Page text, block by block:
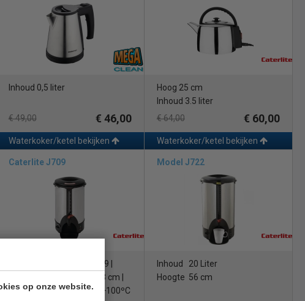
op onze website.
maar ook ontworpen om lang mee te gaan. Deze merken staan
zijn voor uw horecabedrijf.
Inhoud 0,5 liter
€ 49,00 € 46,00
Waterkoker/ketel bekijken
Hoog 25 cm
Inhoud 3.5 liter
€ 64,00
€ 60,00
Waterkoker/ketel bekijken
Caterlite J709
Heetwaterdispencer|J709 |
Inhoud 8 Liter | Hoogte 43 cm |
Temperatuur +30ºC tot +100ºC
Model J722
Inhoud 20 Liter
Hoogte 56 cm